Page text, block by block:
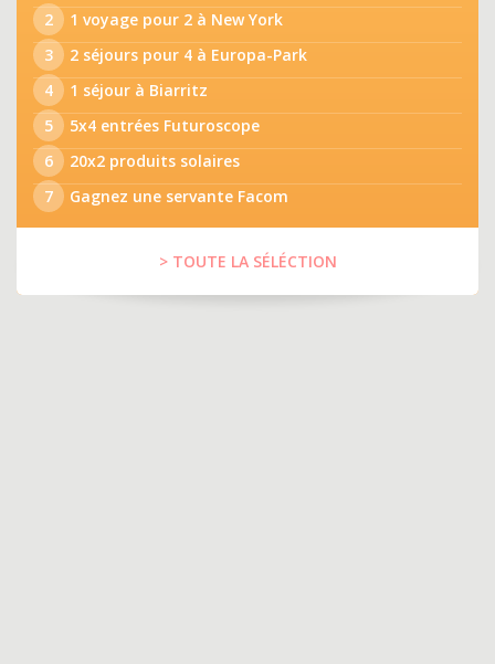
2
1 voyage pour 2 à New York
3
2 séjours pour 4 à Europa-Park
4
1 séjour à Biarritz
5
5x4 entrées Futuroscope
6
20x2 produits solaires
7
Gagnez une servante Facom
> TOUTE LA SÉLÉCTION